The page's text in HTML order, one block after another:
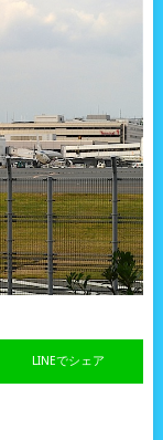
LINEでシェア